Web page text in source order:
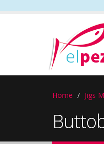
Home Jigs